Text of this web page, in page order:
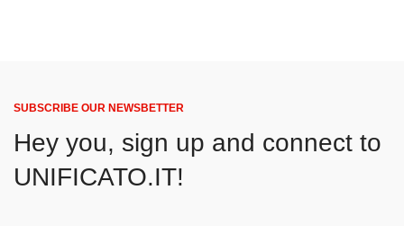
SUBSCRIBE OUR NEWSBETTER
Hey you, sign up and connect to
UNIFICATO.IT!